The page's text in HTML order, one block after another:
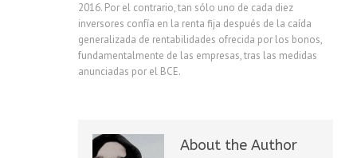
2016. Por el contrario, tan sólo uno de cada diez
inversores confía en la renta fija después de la caída
generalizada de rentabilidades ofrecida por los bonos,
fundamentalmente de las empresas, tras las medidas
anunciadas por el BCE.
About the Author